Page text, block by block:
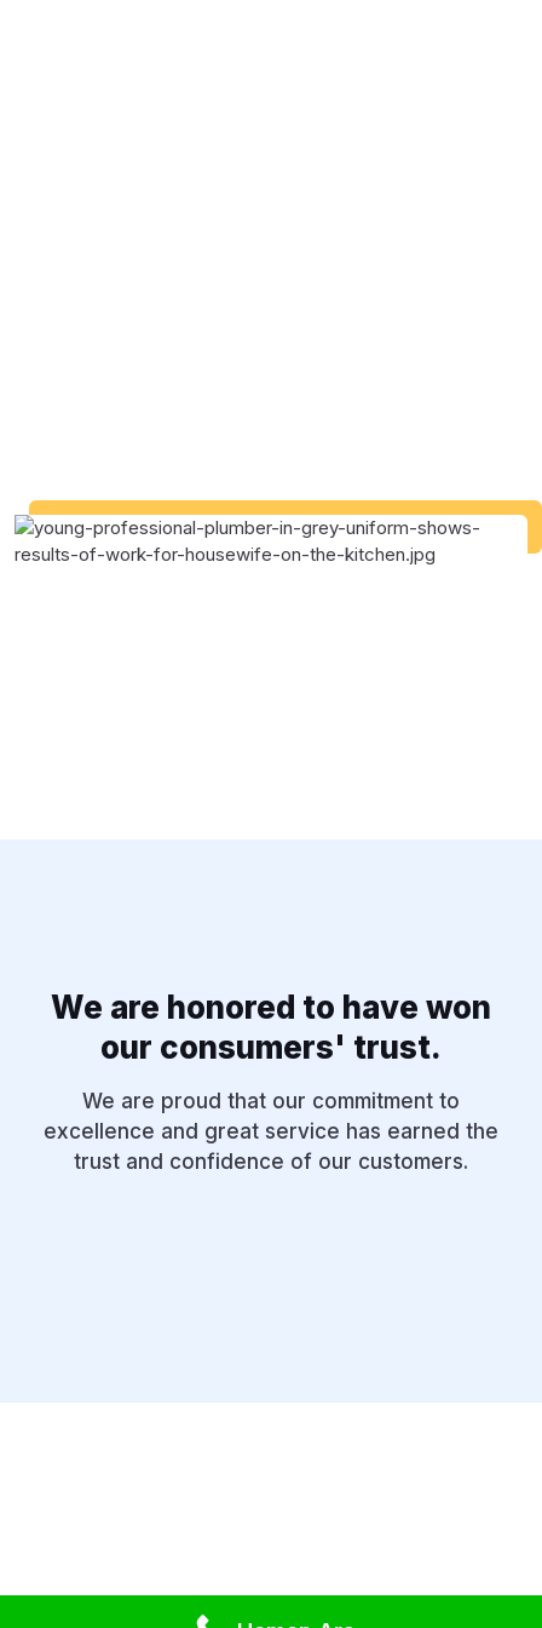
We are honored to have won
our consumers' trust.
We are proud that our commitment to
excellence and great service has earned the
trust and confidence of our customers.